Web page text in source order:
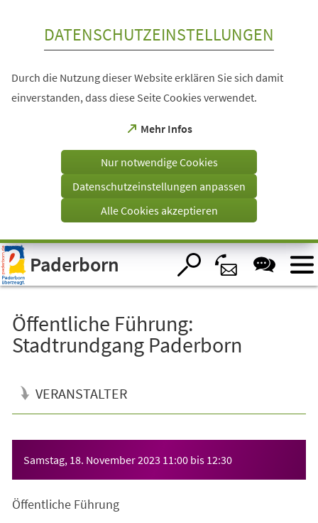
Visuelle
Assistenzsoftware
öffnen.
DATENSCHUTZEINSTELLUNGEN
Durch die Nutzung dieser Website erklären Sie sich damit
einverstanden, dass diese Seite Cookies verwendet.
Mehr Infos
(Öffnet
einem
Tab)
Nur notwendige Cookies
Datenschutzeinstellungen anpassen
Alle Cookies akzeptieren
Paderborn
Öffentliche Führung:
Stadtrundgang Paderborn
VERANSTALTER
Samstag, 18. November 2023 11:00 bis 12:30
Öffentliche Führung